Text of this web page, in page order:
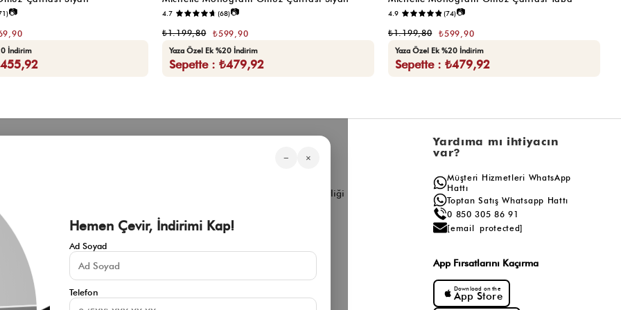
📷
İndirim
4.7 (68)📷
₺599,90
₺1.199,80
Yaza Özel Ek %20 İndirim
Sepette : ₺479,92
4.9 (74)📷
₺599,90
₺1.199,80
Yaza Özel Ek %20 İndirim
Sepette : ₺479,92
Müşteri Hizmetleri
Çerez Politikası
İade ve Değişim Şartları
Mesafeli Satış Sözleşmesi
Gizlilik Politikası
Kurumsal
İnfluencer İş Birliği
Yardıma mı ihtiyacın
var?
Müşteri Hizmetleri WhatsApp
Hattı
Toptan Satış Whatsapp Hattı
0 850 305 86 91
[email protected]
App Fırsatlarını Kaçırma
Download on the
App Store
− ×
Hemen Çevir, İndirimi Kap!
Ad Soyad
Telefon